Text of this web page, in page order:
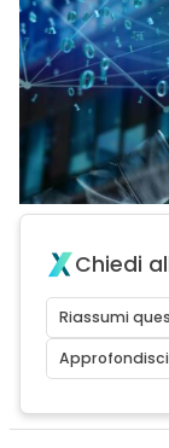
Chiedi
Riassumi